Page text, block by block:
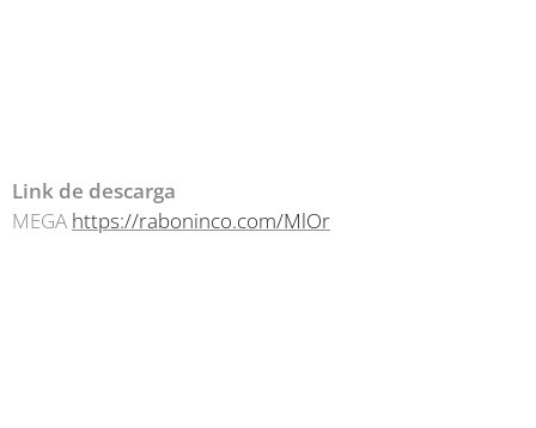
Link de descarga
MEGA https://raboninco.com/MlOr